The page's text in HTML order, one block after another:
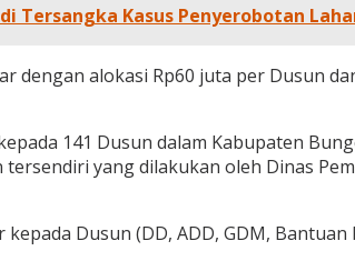
Tersangka Kasus Penyerobotan
dengan alokasi Rp60 juta per Dusun
141 Dusun dalam Kabupaten
yang dilakukan oleh Dinas
Dusun (DD, ADD, GDM,